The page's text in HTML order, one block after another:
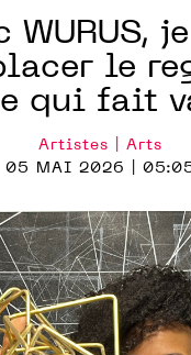
WURUS,
le
qui fait
Artistes | Arts
05 MAI 2026 |